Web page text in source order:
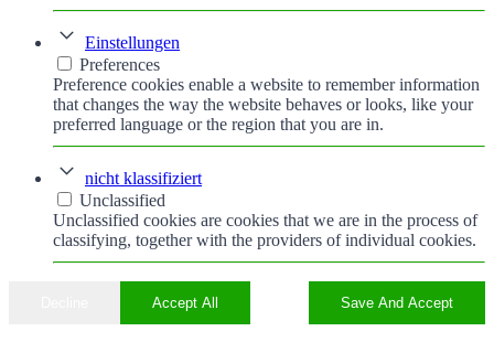
Einstellungen
Preferences
Preference cookies enable a website to remember information
that changes the way the website behaves or looks, like your
preferred language or the region that you are in.
nicht klassifiziert
Unclassified
Unclassified cookies are cookies that we are in the process of
classifying, together with the providers of individual cookies.
Accept All Save And Accept